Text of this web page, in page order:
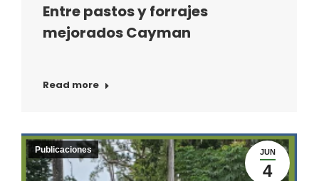
Entre pastos y forrajes
mejorados Cayman
Read more
JUN
4
Publicaciones